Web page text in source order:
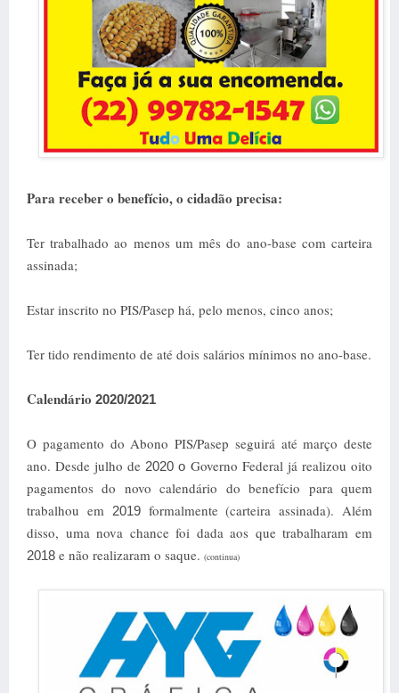
Para receber o benefício, o cidadão precisa:
Ter trabalhado ao menos um mês do ano-base com carteira
assinada;
Estar inscrito no PIS/Pasep há, pelo menos, cinco anos;
Ter tido rendimento de até dois salários mínimos no ano-base.
Calendário 2020/2021
O pagamento do Abono PIS/Pasep seguirá até março deste
ano. Desde julho de 2020 o Governo Federal já realizou oito
pagamentos do novo calendário do benefício para quem
trabalhou em 2019formalmente (carteira assinada). Além
disso, uma nova chance foi dada aos que trabalharam em
2018 e não realizaram o saque. (continua)